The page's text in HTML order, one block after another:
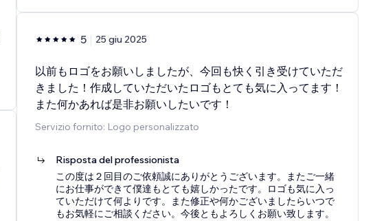
5 25 giu 2025
以前もロゴをお願いしましたが、今回も快く引き受けていただ
きました！作成していただいたロゴもとても気に入ってます！
また何かあれば是非お願いしたいです！
Servizio fornito: Logo personalizzato
Risposta del professionista
この度は２回目のご依頼誠にありがとうございます。またご一緒
にお仕事ができて僕達もとても嬉しかったです。ロゴも気に入っ
ていただけて何よりです。また修正や何かございましたらいつで
もお気軽にご相談ください。今後ともよろしくお願い致します。